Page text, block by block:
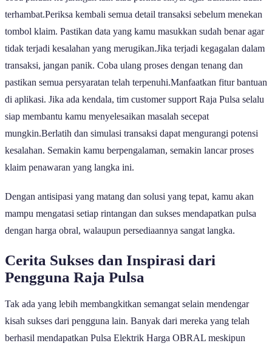
terhambat.Periksa kembali semua detail transaksi sebelum menekan
tombol klaim. Pastikan data yang kamu masukkan sudah benar agar
tidak terjadi kesalahan yang merugikan.Jika terjadi kegagalan dalam
transaksi, jangan panik. Coba ulang proses dengan tenang dan
pastikan semua persyaratan telah terpenuhi.Manfaatkan fitur bantuan
di aplikasi. Jika ada kendala, tim customer support Raja Pulsa selalu
siap membantu kamu menyelesaikan masalah secepat
mungkin.Berlatih dan simulasi transaksi dapat mengurangi potensi
kesalahan. Semakin kamu berpengalaman, semakin lancar proses
klaim penawaran yang langka ini.
Dengan antisipasi yang matang dan solusi yang tepat, kamu akan
mampu mengatasi setiap rintangan dan sukses mendapatkan pulsa
dengan harga obral, walaupun persediaannya sangat langka.
Cerita Sukses dan Inspirasi dari
Pengguna Raja Pulsa
Tak ada yang lebih membangkitkan semangat selain mendengar
kisah sukses dari pengguna lain. Banyak dari mereka yang telah
berhasil mendapatkan Pulsa Elektrik Harga OBRAL meskipun